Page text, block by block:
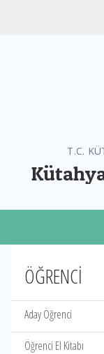
T.C.
ÖĞRENCİ
Aday Öğrenci
Öğrenci El Kitabı